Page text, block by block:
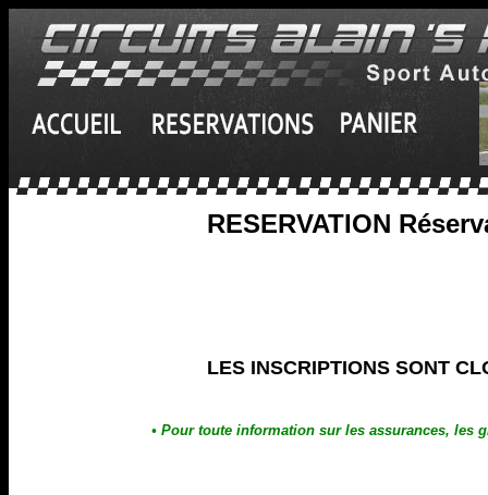
RESERVATION
LES INSCRIPTIONS SONT
• Pour toute information sur les assurances, les